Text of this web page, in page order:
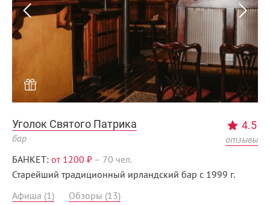
Уголок Святого Патрика
бар
4.5
отзывы
БАНКЕТ: от 1200 ₽ – 70 чел.
Старейший традиционный ирландский бар с 1999 г.
Афиша (1)
Обзоры (13)